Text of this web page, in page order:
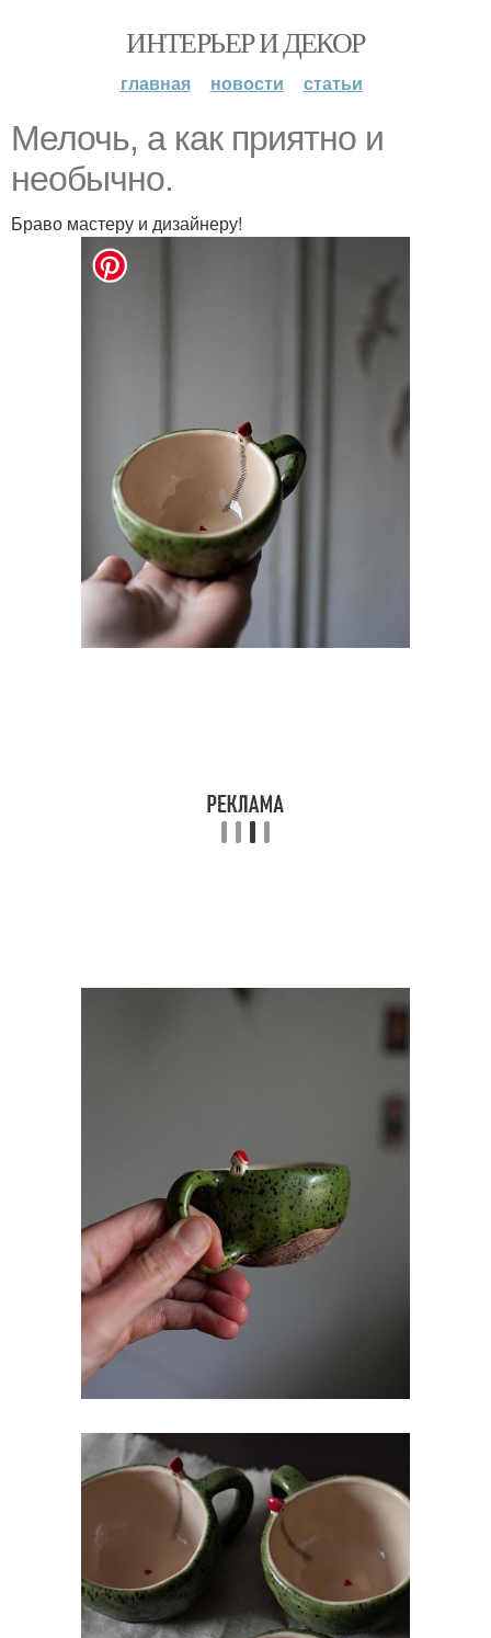
ИНТЕРЬЕР И ДЕКОР
главная новости статьи
Мелочь, а как приятно и
необычно.
Браво мастеру и дизайнеру!